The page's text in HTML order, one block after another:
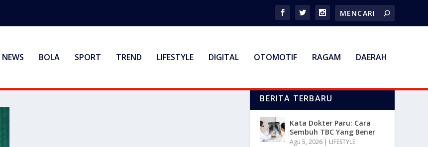
NEWS BOLA SPORT TREND LIFESTYLE DIGITAL OTOMOTIF RAGAM DAERAH
BERITA TERBARU
Kata Dokter Paru: Cara
Sembuh TBC Yang Bener
Agu 5, 2026 | LIFESTYLE